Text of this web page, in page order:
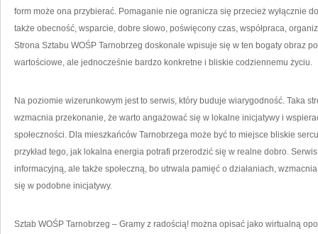
form może ona przybierać. Pomaganie nie ogranicza się przecież wyłącznie
także obecność, wsparcie, dobre słowo, poświęcony czas, współpraca,
Strona Sztabu WOŚP Tarnobrzeg doskonale wpisuje się w ten bogaty obraz
wartościowe, ale jednocześnie bardzo konkretne i bliskie codziennemu życiu.
Na poziomie wizerunkowym jest to serwis, który buduje wiarygodność. Taka
wzmacnia przekonanie, że warto angażować się w lokalne inicjatywy i
społeczności. Dla mieszkańców Tarnobrzega może być to miejsce bliskie
przykład tego, jak lokalna energia potrafi przerodzić się w realne dobro.
informacyjną, ale także społeczną, bo utrwala pamięć o działaniach,
się w podobne inicjatywy.
Sztab WOŚP Tarnobrzeg – Gramy z radością! można opisać jako wirtualną